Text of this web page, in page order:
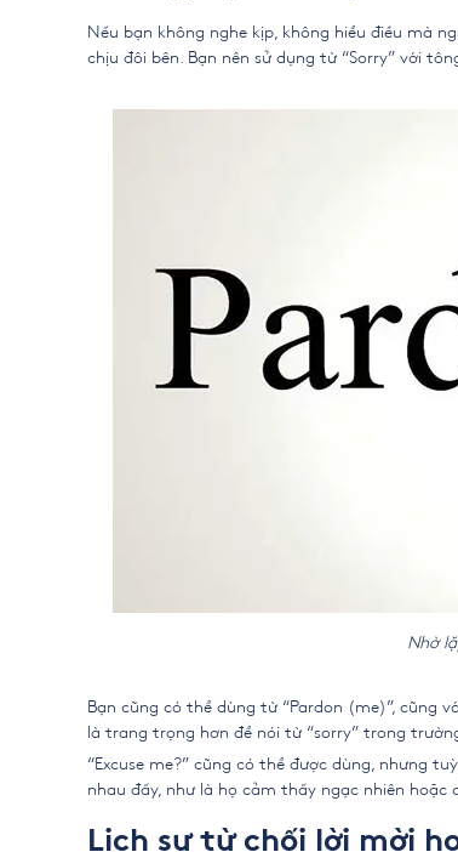
Nếu bạn không nghe kịp, không hiểu điều mà
chịu đôi bên. Bạn nên sử dụng từ “Sorry” với
Nhờ
Bạn cũng có thể dùng từ “Pardon (me)”, cũng
là trang trọng hơn để nói từ “sorry” trong
“Excuse me?” cũng có thể được dùng, nhưng
nhau đấy, như là họ cảm thấy ngạc nhiên
Lịch sự từ chối lời mời